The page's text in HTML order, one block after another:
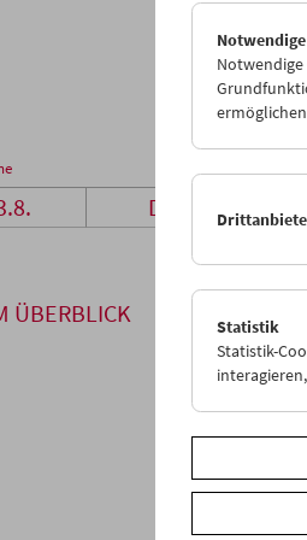
30
Di 24.8.
ÜBERBLICK
Notwendige
Statistik
Statistik-